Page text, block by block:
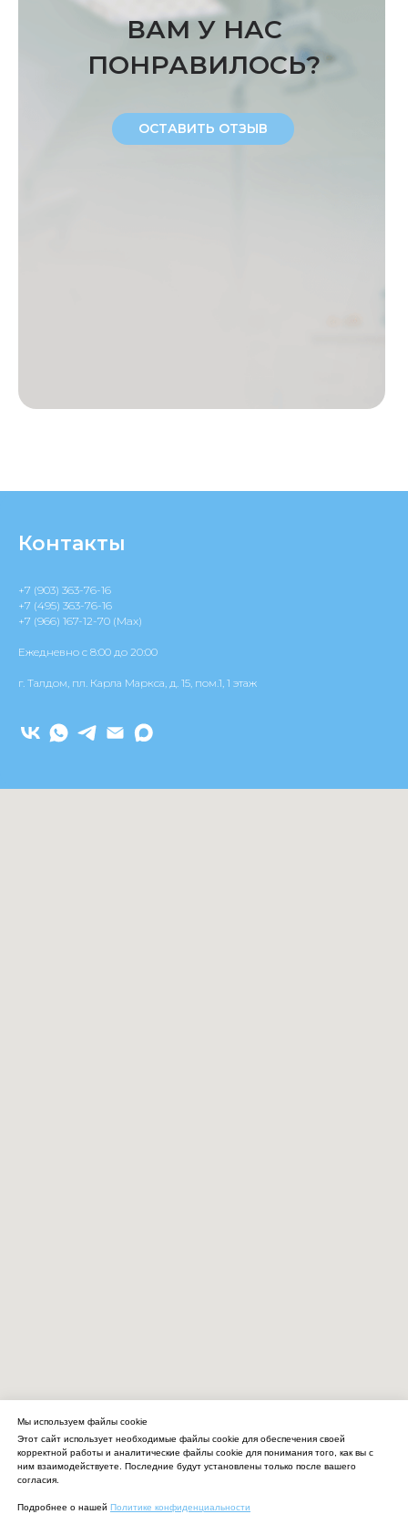
ВАМ У НАС
ПОНРАВИЛОСЬ?
ОСТАВИТЬ ОТЗЫВ
Контакты
+7 (903) 363-76-16
+7 (495) 363-76-16
+7 (966) 167-12-70 (Max)
Ежедневно c 8:00 до 20:00
г. Талдом, пл. Карла Маркса, д. 15, пом.1, 1 этаж
Мы используем файлы cookie
Этот сайт использует необходимые файлы cookie для обеспечения своей
корректной работы и аналитические файлы cookie для понимания того, как вы с
ним взаимодействуете. Последние будут установлены только после вашего
согласия.
Подробнее о нашей Политике конфиденциальности